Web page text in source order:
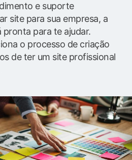
e suporte
site para sua empresa, a
pronta para te ajudar.
o processo de criação
de ter um site profissional